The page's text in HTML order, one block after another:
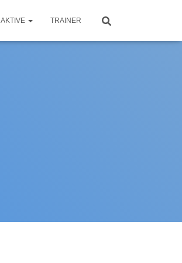
AKTIVE TRAINER